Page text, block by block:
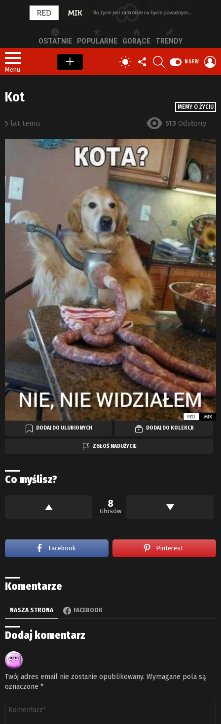
OSTATNIE POPULARNE GORĄCE TRENDY
Menu
PRZEŁĄCZ
SKÓRKĘ
OBSERWUJ
NAS
NSFW
MEMY O ŻYCIU
Kot
5 lat temu 513 Odsłony
DODAJ DO ULUBIONYCH DODAJ DO KOLEKCJI
ZGŁOŚ NADUŻYCIE
Co myślisz?
8
Głosów
Facebook Pinterest
Komentarze
NASZA STRONA FACEBOOK
Dodaj komentarz
Twój adres email nie zostanie opublikowany. Wymagane pola są
oznaczone *
Komentarz